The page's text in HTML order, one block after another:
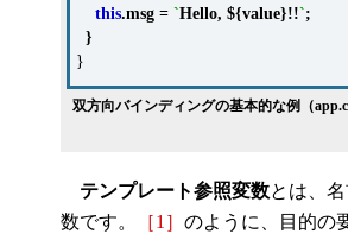
this.msg = `Hello, ${value}!!`;
}
}
双方向バインディングの基本的な例（
テンプレート参照変数とは、
数です。
［1］ のように、目的の